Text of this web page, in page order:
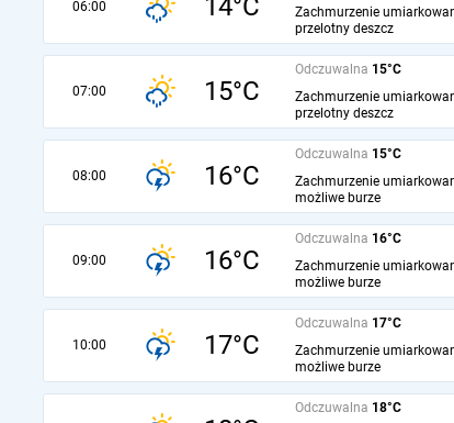
06:00 14°C
Zachmurzenie
przelotny deszcz
07:00 15°C
Odczuwalna 15°C
Zachmurzenie
przelotny deszcz
08:00 16°C
Odczuwalna 15°C
Zachmurzenie
możliwe burze
09:00 16°C
Odczuwalna 16°C
Zachmurzenie
możliwe burze
10:00 17°C
Odczuwalna 17°C
Zachmurzenie
możliwe burze
Odczuwalna 18°C